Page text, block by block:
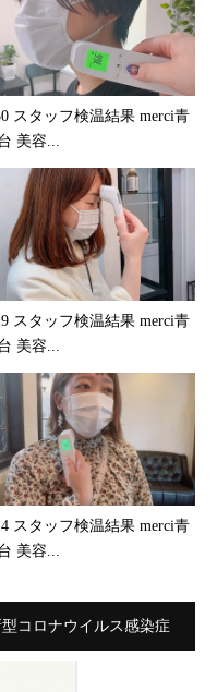
スタッフ検温結果 merci青
美容...
スタッフ検温結果 merci青
美容...
スタッフ検温結果 merci青
美容...
型コロナウイルス感染症